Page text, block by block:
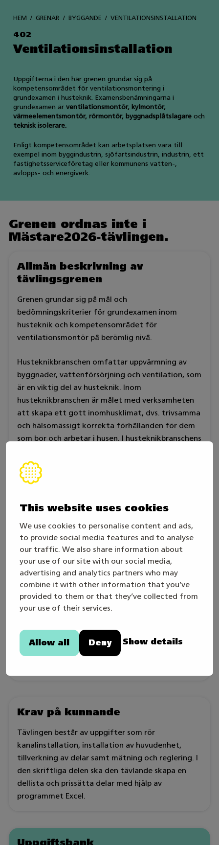
This website uses cookies
We use cookies to personalise content and ads,
to provide social media features and to analyse
our traffic. We also share information about
your use of our site with our social media,
advertising and analytics partners who may
combine it with other information that you’ve
provided to them or that they’ve collected from
your use of their services.
Allow all Deny Show details
HEM GRENAR BYGGANDE VENTILATIONSINSTALLATION
402
Ventilationsinstallation
Uppgifterna i den här grenen grundar sig på
kompetensområdet för ventilationsmontering i
grundexamen i husteknik. Examensbenämningarna i
grundexamen är ventilationsmontör, kylmontör,
värmeelementsmontör, rörmontör, byggnadsplåtslagare och
teknisk isolerare.
Enligt kompetensområdet kan arbetsplatsen vara till
exempel inom byggindustrin, sjöfartsindustrin, industrin, ett
fastighetsserviceföretag eller kommunens vatten-,
avlopps- och energiverk.
Grenen ordnas inte i
Mästare2026-tävlingen.
Allmän beskrivning av
tävlingsgrenen
Grenen grundar sig på mål och
bedömningskriterier för grundexamen inom
husteknik och kompetensområdet för
ventilationsmontör på berömlig nivå.
Husteknikbranschen omfattar uppvärmning av
byggnader, vattenförsörjning och ventilation, som
är en viktig del av husteknik. Inom
husteknikbranschen är målet med verksamheten
att skapa ett gott inomhusklimat, dvs. trivsamma
och hälsomässigt korrekta förhållanden för dem
som bor och arbetar i husen. I husteknikbranschens
stöder hållbar utveckling och en klimatansvarig
verksamhet. Inom branschen eftersträvas
husteknikbranschen är i allt högre grad förknippad
elbranschen och datateknik.
Den som har avlagt kompetensområdet för
ventilationsmontör kan utföra kanalnäts-,
terminal- och maskininstallationer i anslutning till
nybyggnader enligt ritningar och
arbetsbeskrivningar. Ventilationsmontören utför
Ventilationsmontören kan mäta och balansera det
system hen bygger.
Krav på kunnande
Tävlingen består av uppgifter som rör
kanalinstallation, installation av huvudenhet,
tillverkning av delar samt mätning och reglering. I
den skriftliga delen ska den tävlande skapa en
dellista och prissätta delar med hjälp av
programmet Excel.